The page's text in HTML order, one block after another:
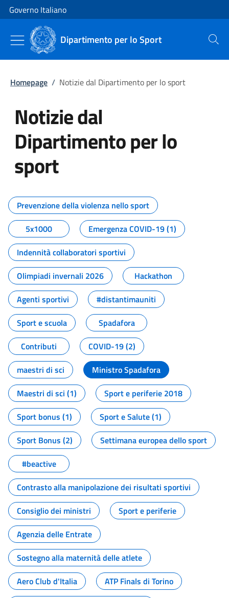
Vai al contenuto
Vai alla navigazione del sito
Governo Italiano
Dipartimento per lo Sport Cerca
Homepage / Notizie dal Dipartimento per lo sport
Notizie dal
Dipartimento per lo
sport
Tutti i contenuti della pagina
Prevenzione della violenza nello sport
5x1000
Emergenza COVID-19 (1)
Indennità collaboratori sportivi
Olimpiadi invernali 2026
Hackathon
Agenti sportivi
#distantimauniti
Sport e scuola
Spadafora
Contributi
COVID-19 (2)
maestri di sci
Ministro Spadafora
Maestri di sci (1)
Sport e periferie 2018
Sport bonus (1)
Sport e Salute (1)
Sport Bonus (2)
Settimana europea dello sport
#beactive
Contrasto alla manipolazione dei risultati sportivi
Consiglio dei ministri
Sport e periferie
Agenzia delle Entrate
Sostegno alla maternità delle atlete
Aero Club d'Italia
ATP Finals di Torino